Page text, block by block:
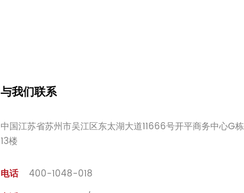
与我们联系
中国江苏省苏州市吴江区东太湖大道11666号开平商务中心G栋
13楼
电话
400-1048-018